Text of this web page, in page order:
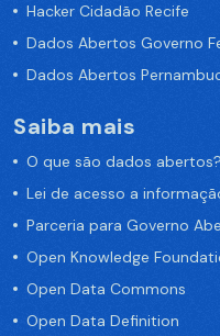
Hacker Cidadão Recife
Dados Abertos Governo
Dados Abertos
Saiba mais
O que são dados abertos?
Lei de acesso a
Parceria para Governo
Open Knowledge
Open Data Commons
Open Data Definition